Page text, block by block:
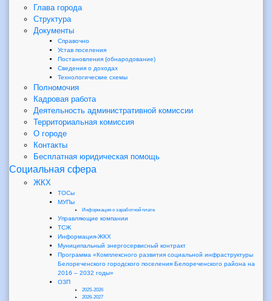
Глава города
Структура
Документы
Справочно
Устав поселения
Постановления (обнародование)
Сведения о доходах
Технологические схемы
Полномочия
Кадровая работа
Деятельность административной комиссии
Территориальная комиссия
О городе
Контакты
Бесплатная юридическая помощь
Социальная сфера
ЖКХ
ТОСы
МУПы
Информация о заработной плате
Управляющие компании
ТСЖ
Информация-ЖКХ
Муниципальный энергосервисный контракт
Программа «Комплексного развития социальной инфраструктуры
Белореченского городского поселения Белореченского района на
2016 – 2032 годы»
ОЗП
2025-2026
2026-2027